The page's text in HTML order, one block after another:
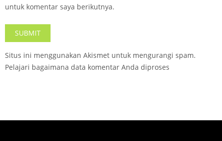
untuk komentar saya berikutnya.
Situs ini menggunakan Akismet untuk mengurangi spam.
Pelajari bagaimana data komentar Anda diproses